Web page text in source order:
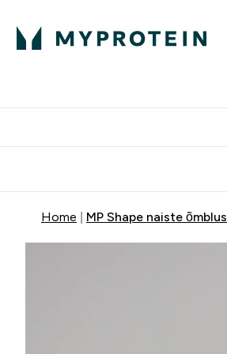
Home MP Shape naiste